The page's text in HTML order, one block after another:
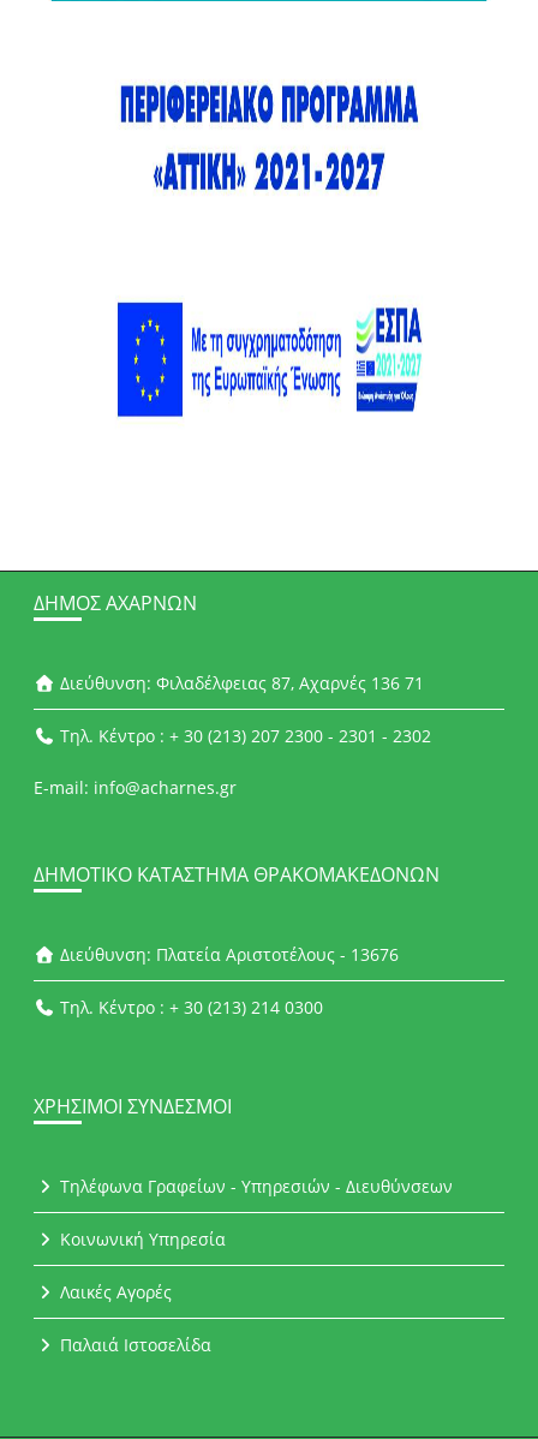
ΔΉΜΟΣ ΑΧΑΡΝΏΝ
Διεύθυνση: Φιλαδέλφειας 87, Αχαρνές 136 71
Τηλ. Κέντρο : + 30 (213) 207 2300 - 2301 - 2302
E-mail: info@acharnes.gr
ΔΗΜΟΤΙΚΌ ΚΑΤΆΣΤΗΜΑ ΘΡΑΚΟΜΑΚΕΔΌΝΩΝ
Διεύθυνση: Πλατεία Αριστοτέλους - 13676
Τηλ. Κέντρο : + 30 (213) 214 0300
ΧΡΉΣΙΜΟΙ ΣΎΝΔΕΣΜΟΙ
Τηλέφωνα Γραφείων - Υπηρεσιών - Διευθύνσεων
Κοινωνική Υπηρεσία
Λαικές Αγορές
Παλαιά Ιστοσελίδα